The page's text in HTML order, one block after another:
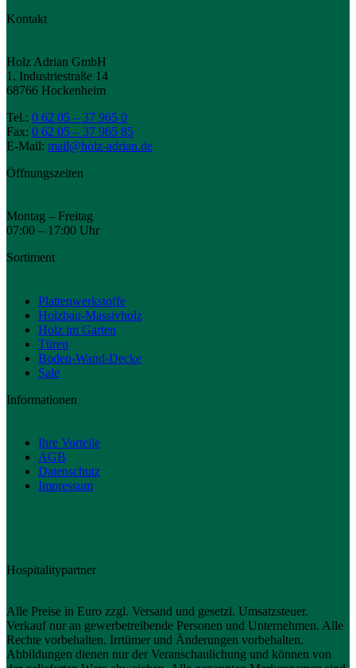
Kontakt
Holz Adrian GmbH
1. Industriestraße 14
68766 Hockenheim
Tel.: 0 62 05 – 37 965 0
Fax: 0 62 05 – 37 965 85
E-Mail: mail@holz-adrian.de
Öffnungszeiten
Montag – Freitag
07:00 – 17:00 Uhr
Sortiment
Plattenwerkstoffe
Holzbau-Massivholz
Holz im Garten
Türen
Boden-Wand-Decke
Sale
Informationen
Ihre Vorteile
AGB
Datenschutz
Impressum
Hospitalitypartner
Alle Preise in Euro zzgl. Versand und gesetzl. Umsatzsteuer.
Verkauf nur an gewerbetreibende Personen und Unternehmen. Alle
Rechte vorbehalten. Irrtümer und Änderungen vorbehalten.
Abbildungen dienen nur der Veranschaulichung und können von